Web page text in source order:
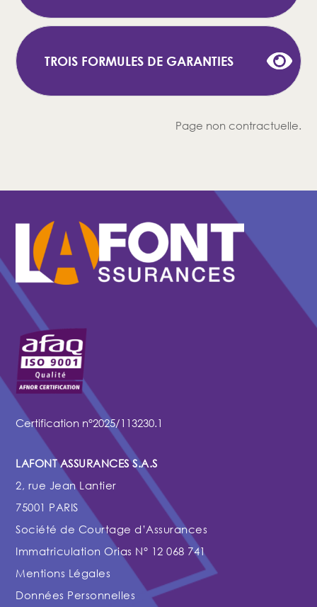
TROIS FORMULES DE GARANTIES
Page non contractuelle.
Certification n°2025/113230.1
LAFONT ASSURANCES S.A.S
2, rue Jean Lantier
75001 PARIS
Société de Courtage d’Assurances
Immatriculation Orias N° 12 068 741
Mentions Légales
Données Personnelles